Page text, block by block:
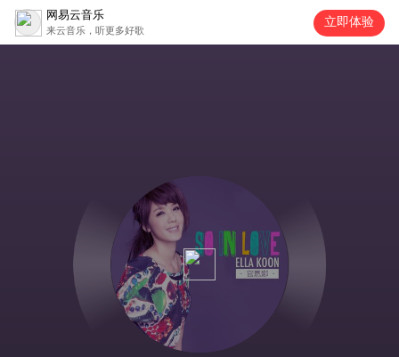
网易云音乐
来云音乐，听更多好歌
立即体验